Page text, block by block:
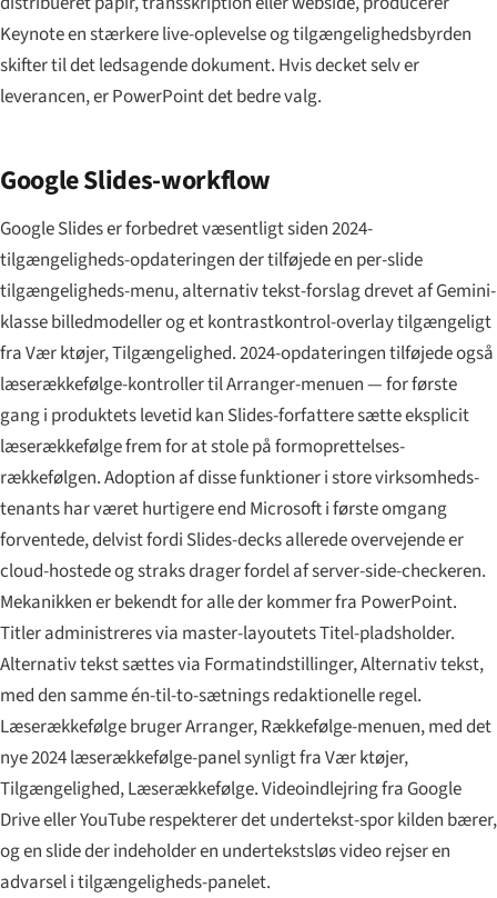
Keynote en stærkere live-oplevelse og tilgængelighedsbyrden
skifter til det ledsagende dokument. Hvis decket selv er
leverancen, er PowerPoint det bedre valg.
Google Slides-workflow
Google Slides er forbedret væsentligt siden 2024-
tilgængeligheds-opdateringen der tilføjede en per-slide
tilgængeligheds-menu, alternativ tekst-forslag drevet af Gemini-
klasse billedmodeller og et kontrastkontrol-overlay tilgængeligt
fra Vær ktøjer, Tilgængelighed. 2024-opdateringen tilføjede også
læserækkefølge-kontroller til Arranger-menuen — for første
gang i produktets levetid kan Slides-forfattere sætte eksplicit
læserækkefølge frem for at stole på formoprettelses-
rækkefølgen. Adoption af disse funktioner i store virksomheds-
tenants har været hurtigere end Microsoft i første omgang
forventede, delvist fordi Slides-decks allerede overvejende er
cloud-hostede og straks drager fordel af server-side-checkeren.
Mekanikken er bekendt for alle der kommer fra PowerPoint.
Titler administreres via master-layoutets Titel-pladsholder.
Alternativ tekst sættes via Formatindstillinger, Alternativ tekst,
med den samme én-til-to-sætnings redaktionelle regel.
Læserækkefølge bruger Arranger, Rækkefølge-menuen, med det
nye 2024 læserækkefølge-panel synligt fra Vær ktøjer,
Tilgængelighed, Læserækkefølge. Videoindlejring fra Google
Drive eller YouTube respekterer det undertekst-spor kilden bærer,
og en slide der indeholder en undertekstsløs video rejser en
advarsel i tilgængeligheds-panelet.